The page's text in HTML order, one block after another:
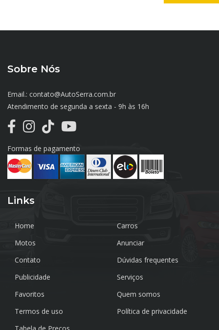
Sobre Nós
Email.: contato@AutoSerra.com.br
Atendimento de segunda a sexta - 9h às 16h
Formas de pagamento
Links
Home
Carros
Motos
Anunciar
Contato
Dúvidas frequentes
Publicidade
Serviços
Favoritos
Quem somos
Termos de uso
Política de privacidade